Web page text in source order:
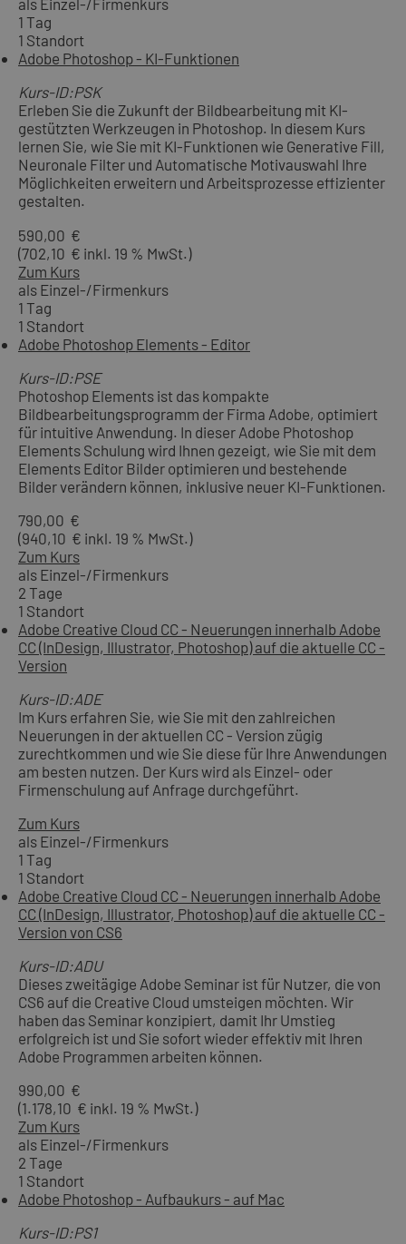
als Einzel-/Firmenkurs
1 Tag
1 Standort
Adobe Photoshop - KI-Funktionen
Kurs-ID:PSK
Erleben Sie die Zukunft der Bildbearbeitung mit KI-
gestützten Werkzeugen in Photoshop. In diesem Kurs
lernen Sie, wie Sie mit KI-Funktionen wie Generative Fill,
Neuronale Filter und Automatische Motivauswahl Ihre
Möglichkeiten erweitern und Arbeitsprozesse effizienter
gestalten.
590,00 €
(702,10 € inkl. 19 % MwSt.)
Zum Kurs
als Einzel-/Firmenkurs
1 Tag
1 Standort
Adobe Photoshop Elements - Editor
Kurs-ID:PSE
Photoshop Elements ist das kompakte
Bildbearbeitungsprogramm der Firma Adobe, optimiert
für intuitive Anwendung. In dieser Adobe Photoshop
Elements Schulung wird Ihnen gezeigt, wie Sie mit dem
Elements Editor Bilder optimieren und bestehende
Bilder verändern können, inklusive neuer KI-Funktionen.
790,00 €
(940,10 € inkl. 19 % MwSt.)
Zum Kurs
als Einzel-/Firmenkurs
2 Tage
1 Standort
Adobe Creative Cloud CC - Neuerungen innerhalb Adobe
CC (InDesign, Illustrator, Photoshop) auf die aktuelle CC -
Version
Kurs-ID:ADE
Im Kurs erfahren Sie, wie Sie mit den zahlreichen
Neuerungen in der aktuellen CC - Version zügig
zurechtkommen und wie Sie diese für Ihre Anwendungen
am besten nutzen. Der Kurs wird als Einzel- oder
Firmenschulung auf Anfrage durchgeführt.
Zum Kurs
als Einzel-/Firmenkurs
1 Tag
1 Standort
Adobe Creative Cloud CC - Neuerungen innerhalb Adobe
CC (InDesign, Illustrator, Photoshop) auf die aktuelle CC -
Version von CS6
Kurs-ID:ADU
Dieses zweitägige Adobe Seminar ist für Nutzer, die von
CS6 auf die Creative Cloud umsteigen möchten. Wir
haben das Seminar konzipiert, damit Ihr Umstieg
erfolgreich ist und Sie sofort wieder effektiv mit Ihren
Adobe Programmen arbeiten können.
990,00 €
(1.178,10 € inkl. 19 % MwSt.)
Zum Kurs
als Einzel-/Firmenkurs
2 Tage
1 Standort
Adobe Photoshop - Aufbaukurs - auf Mac
Kurs-ID:PS1